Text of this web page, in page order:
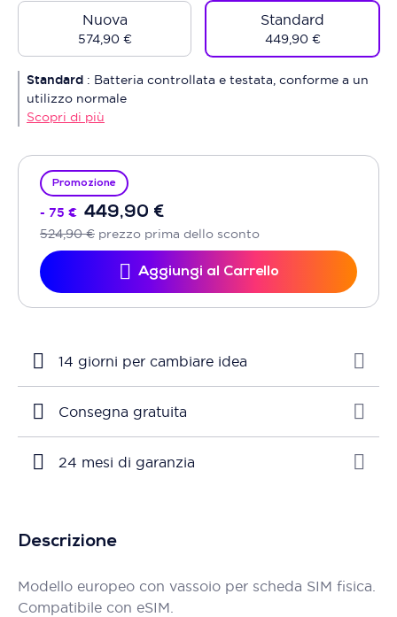
Promozione
- 75 € 449,90 €
prezzo prima dello sconto
524,90 €
Aggiungi al Carrello
Nuova
574,90 €
Standard
449,90 €
Standard : Batteria controllata e testata, conforme a un
utilizzo normale
Scopri di più
14 giorni per cambiare idea
Consegna gratuita
24 mesi di garanzia
Descrizione
Modello europeo con vassoio per scheda SIM fisica.
Compatibile con eSIM.